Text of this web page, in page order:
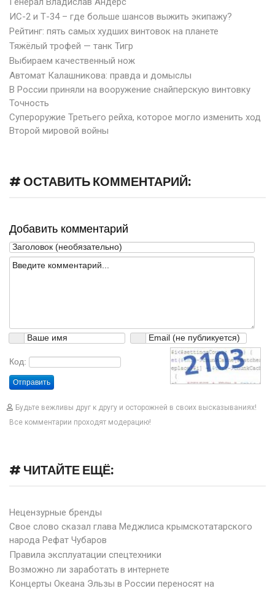
ИС-2 и Т-34 – где больше шансов выжить экипажу?
Рейтинг: пять самых худших винтовок на планете
Тяжёлый трофей — танк Тигр
Выбираем качественный нож
Автомат Калашникова: правда и домыслы
В России приняли на вооружение снайперскую винтовку
Точность
Супероружие Третьего рейха, которое могло изменить ход
Второй мировой войны
# ОСТАВИТЬ КОММЕНТАРИЙ:
Добавить комментарий
Код:
Отправить
Будьте вежливы друг к другу и осторожней в своих высказываниях!
Все комментарии проходят модерацию!
# ЧИТАЙТЕ ЕЩЁ:
Нецензурные бренды
Свое слово сказал глава Меджлиса крымскотатарского
народа Рефат Чубаров
Правила эксплуатации спецтехники
Возможно ли заработать в интернете
Концерты Океана Эльзы в России переносят на